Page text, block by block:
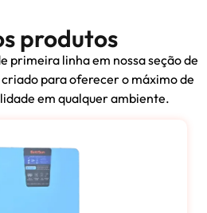
produtos
primeira linha em nossa seção de
para oferecer o máximo de
em qualquer ambiente.